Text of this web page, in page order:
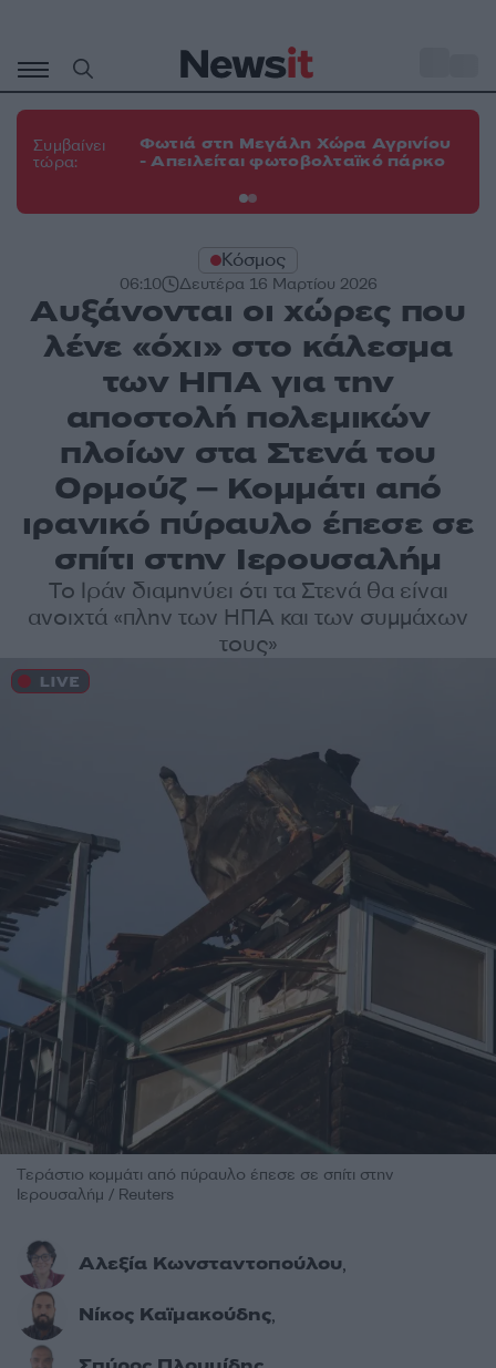
περιεχόμενο
Συμβαίνει
τώρα:
Φωτιά στη Μεγάλη Χώρα Αγρινίου
- Απειλείται φωτοβολταϊκό πάρκο
Κόσμος
06:10 Δευτέρα 16 Μαρτίου 2026
Αυξάνονται οι χώρες που
λένε «όχι» στο κάλεσμα
των ΗΠΑ για την
αποστολή πολεμικών
πλοίων στα Στενά του
Ορμούζ – Κομμάτι από
ιρανικό πύραυλο έπεσε σε
σπίτι στην Ιερουσαλήμ
Το Ιράν διαμηνύει ότι τα Στενά θα είναι
ανοιχτά «πλην των ΗΠΑ και των συμμάχων
τους»
Τεράστιο κομμάτι από πύραυλο έπεσε σε σπίτι στην
Ιερουσαλήμ / Reuters
Αλεξία Κωνσταντοπούλου,
Νίκος Καϊμακούδης,